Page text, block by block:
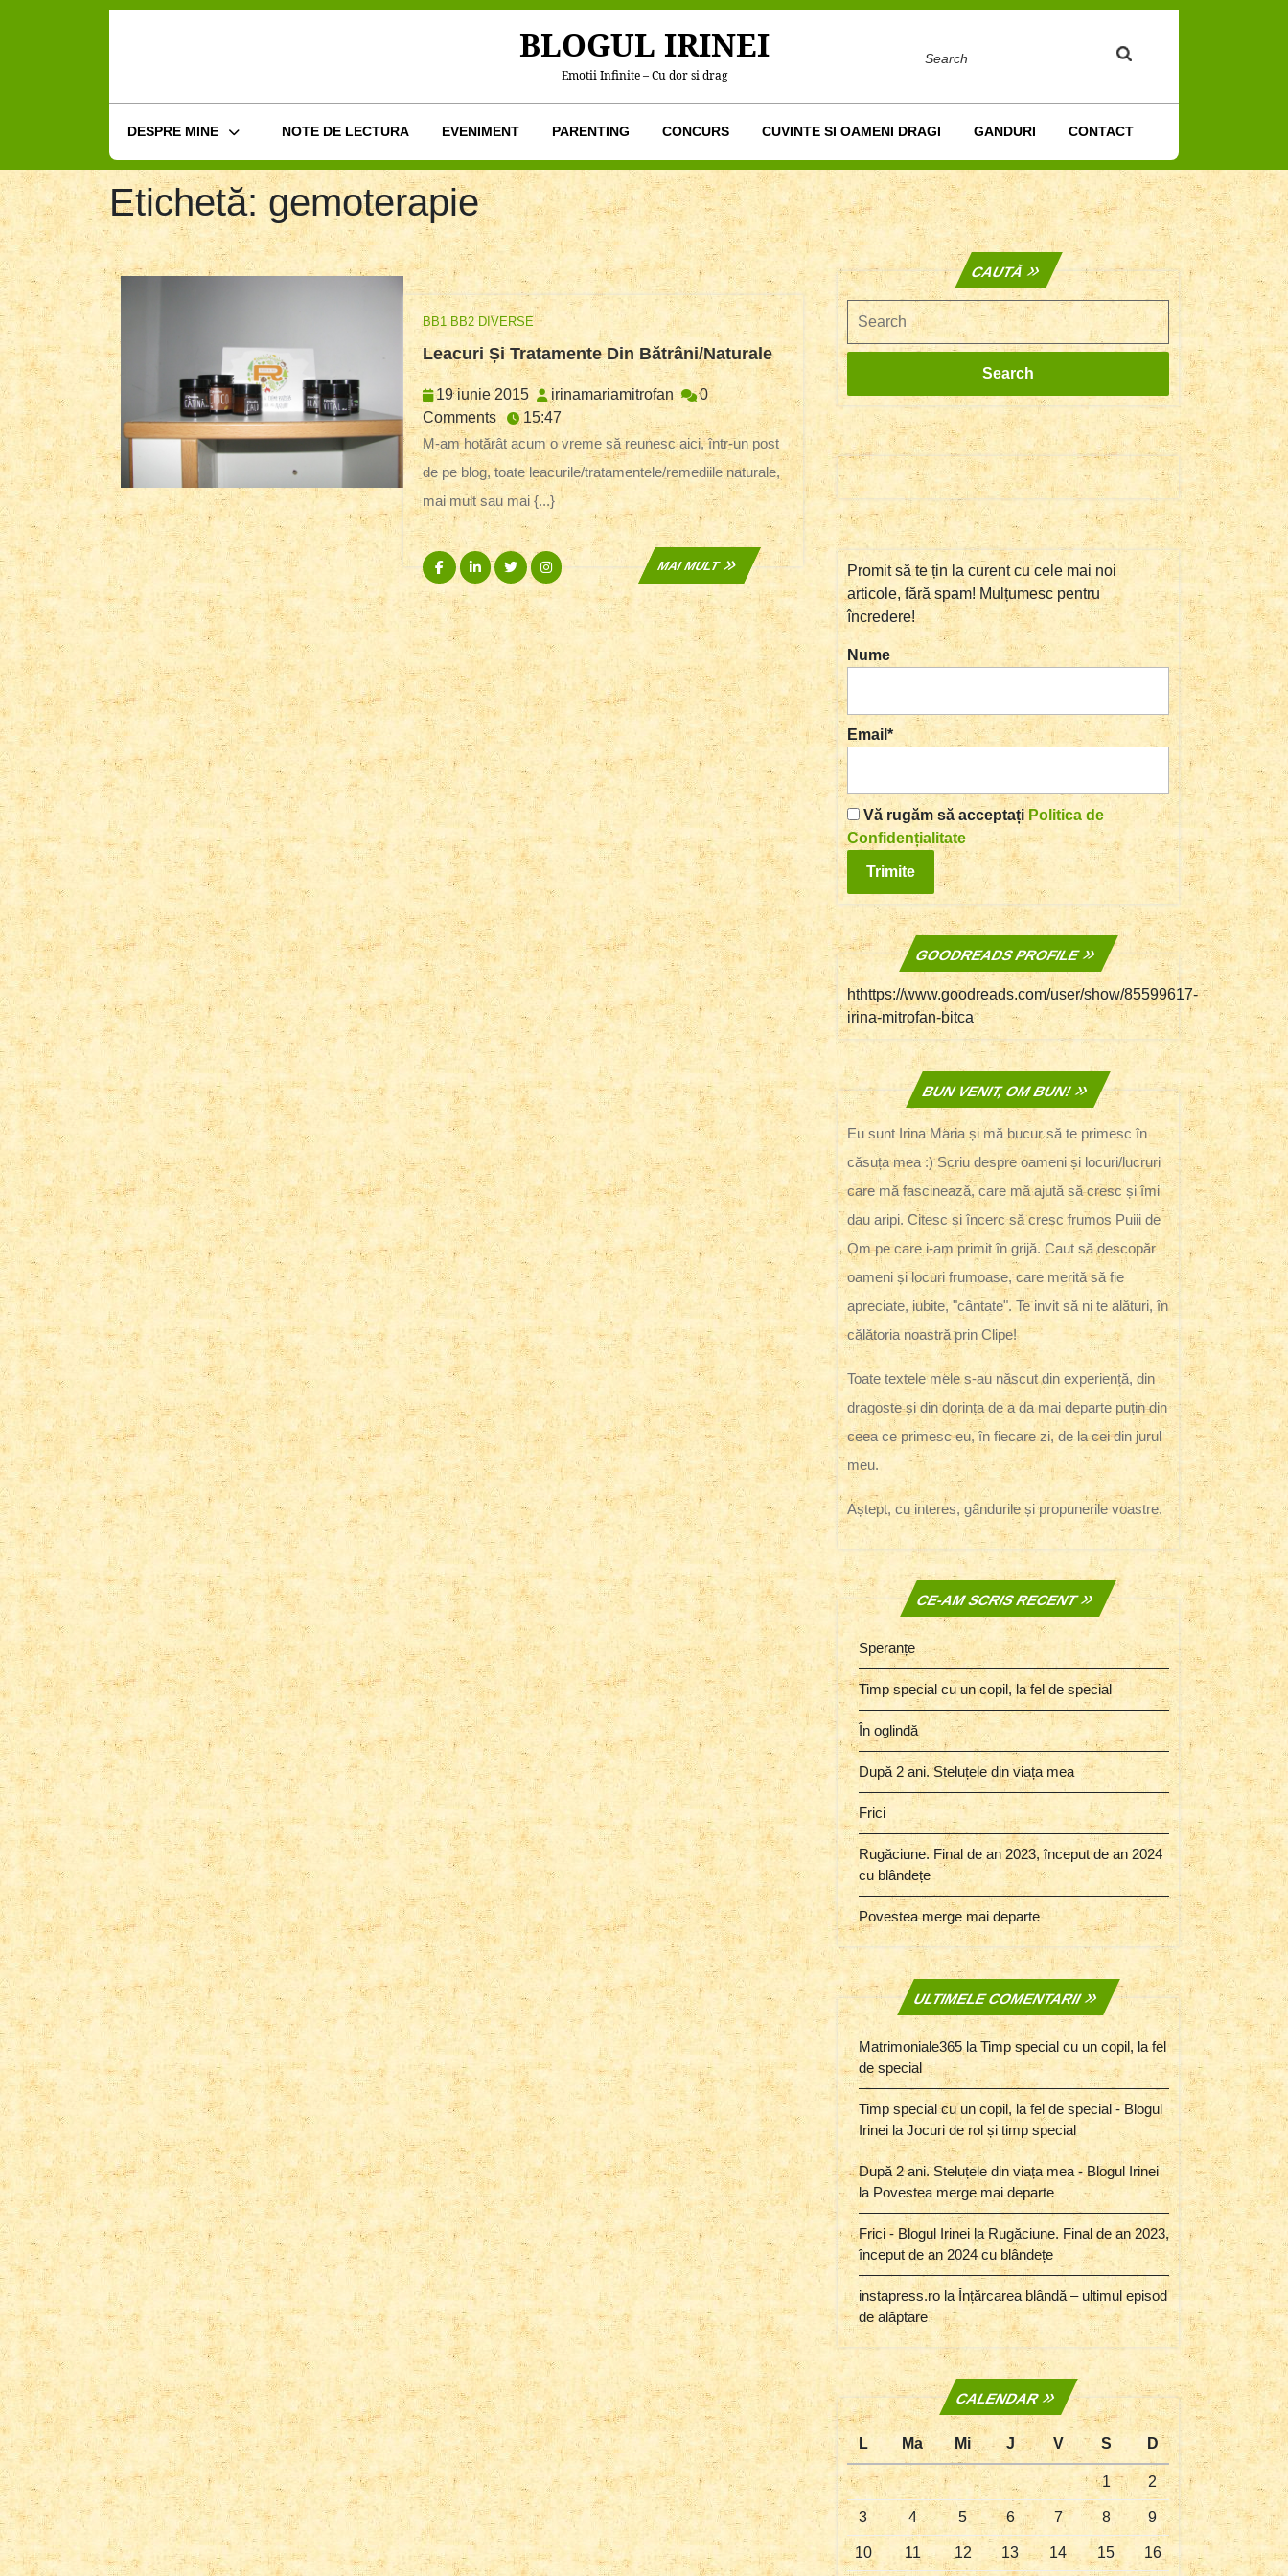
BLOGUL IRINEI
Emotii Infinite – Cu dor si drag
Search
DESPRE MINE NOTE DE LECTURA EVENIMENT PARENTING CONCURS CUVINTE SI OAMENI DRAGI GANDURI CONTACT
Etichetă:gemoterapie
BB1 BB2 DIVERSE
Leacuri Și Tratamente Din Bătrâni/naturaleLeacuri
Și
Tratamente
Din
Bătrâni/naturale
19 iunie 2015
19
iunie
2015
irinamariamitrofan irinamariamitrofan
0
Comments
15:47
M-am hotărât acum o vreme să reunesc aici, într-un post
de pe blog, toate leacurile/tratamentele/remediile naturale,
mai mult sau mai {...}
Facebook
Linkedin
TwitterInstagram MAI MULT
MAI
MULT
CAUTĂ
Search
Search
Promit să te țin la curent cu cele mai noi
articole, fără spam! Mulțumesc pentru
încredere!
Nume
Email*
Vă rugăm să acceptați Politica de
Confidențialitate
GOODREADS PROFILE
hthttps://www.goodreads.com/user/show/85599617-
irina-mitrofan-bitca
BUN VENIT, OM BUN!
Eu sunt Irina Maria și mă bucur să te primesc în
căsuța mea :) Scriu despre oameni și locuri/lucruri
care mă fascinează, care mă ajută să cresc și îmi
dau aripi. Citesc și încerc să cresc frumos Puiii de
Om pe care i-am primit în grijă. Caut să descopăr
oameni și locuri frumoase, care merită să fie
apreciate, iubite, "cântate". Te invit să ni te alături, în
călătoria noastră prin Clipe!
Toate textele mele s-au născut din experiență, din
dragoste și din dorința de a da mai departe puțin din
ceea ce primesc eu, în fiecare zi, de la cei din jurul
meu.
Aștept, cu interes, gândurile și propunerile voastre.
CE-AM SCRIS RECENT
Speranțe
Timp special cu un copil, la fel de special
În oglindă
După 2 ani. Steluțele din viața mea
Frici
Rugăciune. Final de an 2023, început de an 2024
cu blândețe
Povestea merge mai departe
ULTIMELE COMENTARII
Matrimoniale365la Timp special cu un copil, la fel
de special
Timp special cu un copil, la fel de special - Blogul
Irinei laJocuri de rol și timp special
După 2 ani. Steluțele din viața mea - Blogul Irinei
la Povestea merge mai departe
Frici - Blogul Irinei laRugăciune. Final de an 2023,
început de an 2024 cu blândețe
instapress.ro la Înțărcarea blândă – ultimul episod
de alăptare
CALENDAR
L Ma Mi J V S D
1 2
3 4 5 6 7 8 9
10 11 12 13 14 15 16